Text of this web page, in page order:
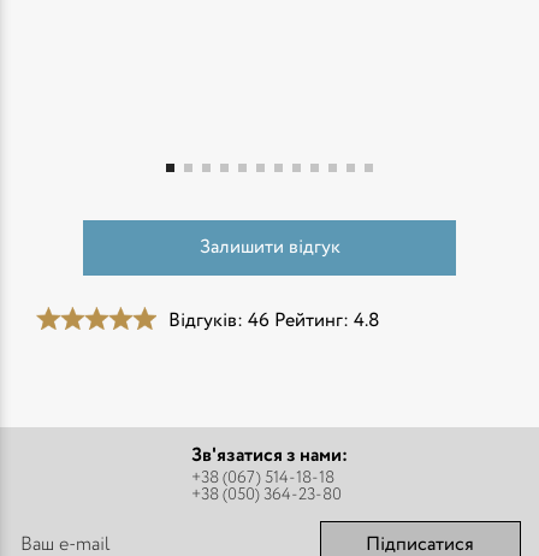
Залишити відгук
Відгуків: 46 Рейтинг: 4.8
Зв'язатися з нами:
+38 (067) 514-18-18
+38 (050) 364-23-80
Підписатися